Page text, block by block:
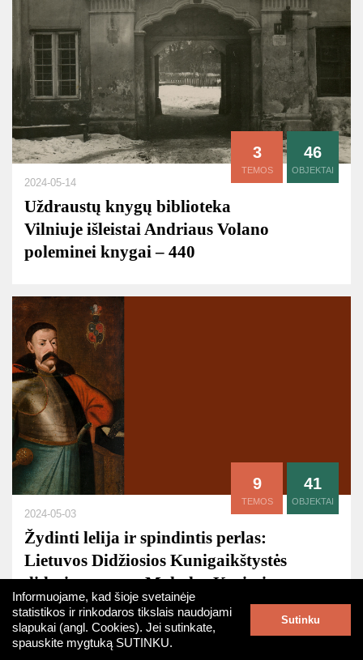
3
TEMOS
46
OBJEKTAI
2024-05-14
Uždraustų knygų biblioteka
Vilniuje išleistai Andriaus Volano
poleminei knygai – 440
9
TEMOS
41
OBJEKTAI
2024-05-03
Žydinti lelija ir spindintis perlas:
Lietuvos Didžiosios Kunigaikštystės
didysis etmonas Mykolas Kazimieras
Pacas (1624–1682 m.)
Informuojame, kad šioje svetainėje
statistikos ir rinkodaros tikslais naudojami
slapukai (angl. Cookies). Jei sutinkate,
spauskite mygtuką SUTINKU.
Sutinku